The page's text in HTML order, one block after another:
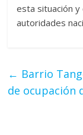
esta situación y
autoridades
← Barrio
de ocupación